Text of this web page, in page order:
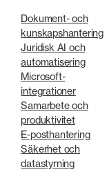
Dokument- och
kunskapshantering
Juridisk AI och
automatisering
Microsoft-
integrationer
Samarbete och
produktivitet
E-posthantering
Säkerhet och
datastyrning